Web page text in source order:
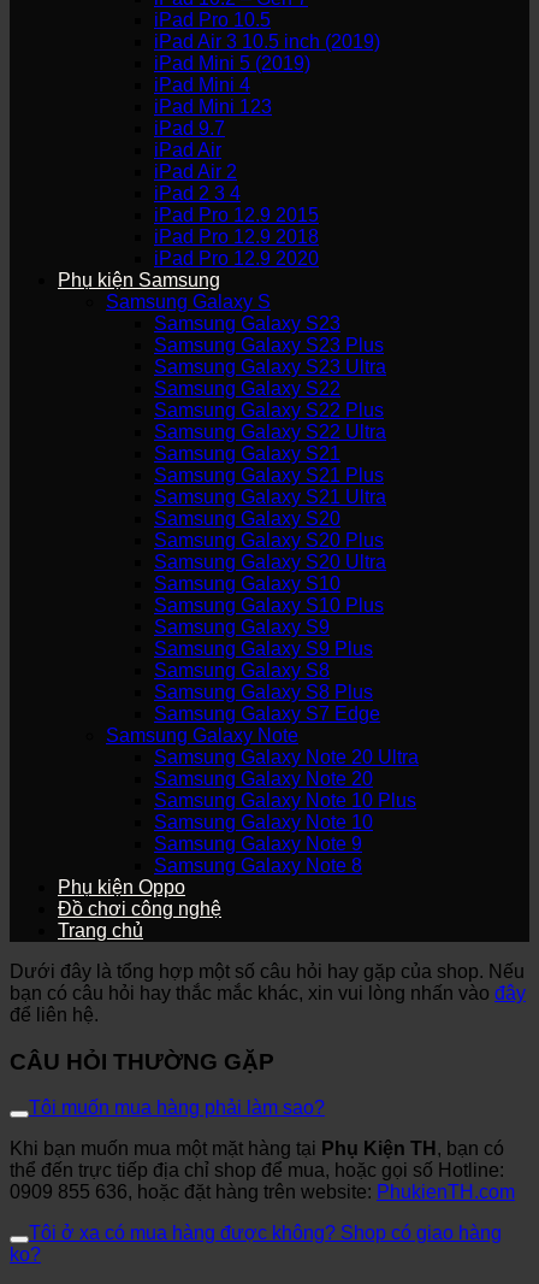
iPad Pro 10.5
iPad Air 3 10.5 inch (2019)
iPad Mini 5 (2019)
iPad Mini 4
iPad Mini 123
iPad 9.7
iPad Air
iPad Air 2
iPad 2 3 4
iPad Pro 12.9 2015
iPad Pro 12.9 2018
iPad Pro 12.9 2020
Phụ kiện Samsung
Samsung Galaxy S
Samsung Galaxy S23
Samsung Galaxy S23 Plus
Samsung Galaxy S23 Ultra
Samsung Galaxy S22
Samsung Galaxy S22 Plus
Samsung Galaxy S22 Ultra
Samsung Galaxy S21
Samsung Galaxy S21 Plus
Samsung Galaxy S21 Ultra
Samsung Galaxy S20
Samsung Galaxy S20 Plus
Samsung Galaxy S20 Ultra
Samsung Galaxy S10
Samsung Galaxy S10 Plus
Samsung Galaxy S9
Samsung Galaxy S9 Plus
Samsung Galaxy S8
Samsung Galaxy S8 Plus
Samsung Galaxy S7 Edge
Samsung Galaxy Note
Samsung Galaxy Note 20 Ultra
Samsung Galaxy Note 20
Samsung Galaxy Note 10 Plus
Samsung Galaxy Note 10
Samsung Galaxy Note 9
Samsung Galaxy Note 8
Phụ kiện Oppo
Đồ chơi công nghệ
Trang chủ
Dưới đây là tổng hợp một số câu hỏi hay gặp của shop. Nếu
bạn có câu hỏi hay thắc mắc khác, xin vui lòng nhấn vào đây
để liên hệ.
CÂU HỎI THƯỜNG GẶP
Tôi muốn mua hàng phải làm sao?
Khi bạn muốn mua một mặt hàng tại Phụ Kiện TH , bạn có
thể đến trực tiếp địa chỉ shop để mua, hoặc gọi số Hotline:
0909 855 636, hoặc đặt hàng trên website: PhukienTH.com
Tôi ở xa có mua hàng được không? Shop có giao hàng
ko?